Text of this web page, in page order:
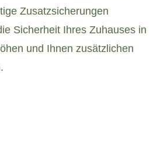
Zusatzsicherungen
Sicherheit Ihres Zuhauses in
und Ihnen zusätzlichen